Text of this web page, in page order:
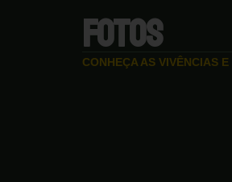
FOTOS
CONHEÇA AS VIVÊNCIAS